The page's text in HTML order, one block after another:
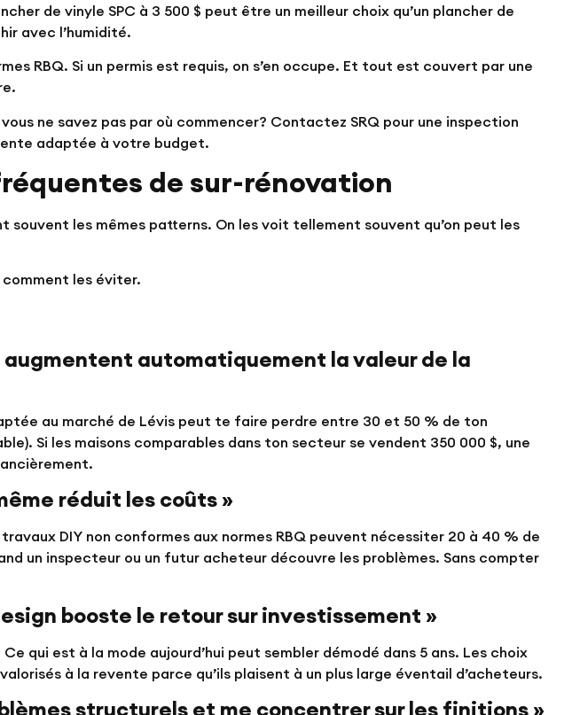
de vinyle SPC à 3 500 $ peut être un meilleur choix qu’un plancher de
avec l’humidité.
RBQ. Si un permis est requis, on s’en occupe. Et tout est couvert par une
ne savez pas par où commencer? Contactez SRQ pour une inspection
adaptée à votre budget.
de sur-rénovation
souvent les mêmes patterns. On les voit tellement souvent qu’on peut les
les éviter.
augmentent automatiquement la valeur de la
au marché de Lévis peut te faire perdre entre 30 et 50 % de ton
Si les maisons comparables dans ton secteur se vendent 350 000 $, une
réduit les coûts »
DIY non conformes aux normes RBQ peuvent nécessiter 20 à 40 % de
un inspecteur ou un futur acheteur découvre les problèmes. Sans compter
booste le retour sur investissement »
qui est à la mode aujourd’hui peut sembler démodé dans 5 ans. Les choix
à la revente parce qu’ils plaisent à un plus large éventail d’acheteurs.
structurels et me concentrer sur les finitions »